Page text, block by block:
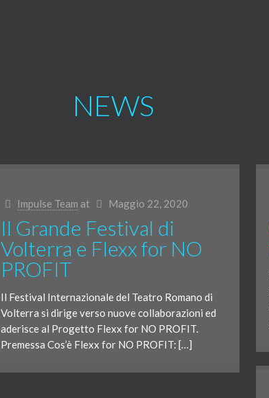
NEWS
Impulse Team at Maggio 22, 2020
Il Grande Festival di
Volterra e Flexx for NO
PROFIT
Il Festival Internazionale del Teatro Romano di
Volterra si dirige verso nuove collaborazioni ed
aderisce al Progetto Flexx for NO PROFIT.
Premessa Cos’è Flexx for NO PROFIT: […]